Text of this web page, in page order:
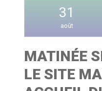
31
août
MATINÉE
LE SITE